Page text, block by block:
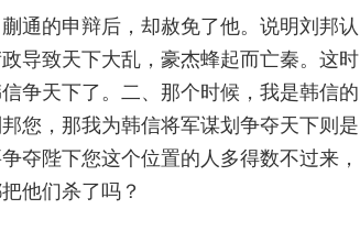
通的申辩后，却赦免了他。说明刘邦认
导致天下大乱，豪杰蜂起而亡秦。这时
争天下了。二、那个时候，我是韩信的
您，那我为韩信将军谋划争夺天下则是
夺陛下您这个位置的人多得数不过来，
他们杀了吗？